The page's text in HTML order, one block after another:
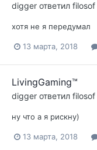
digger ответил filosof
хотя не я передумал
13 марта, 2018
LivingGaming™
digger ответил filosof
ну что а я рискну)
13 марта, 2018